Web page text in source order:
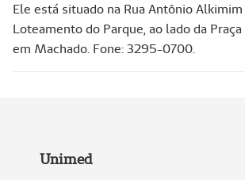
Ele está situado na Rua Antônio Alkimim
Loteamento do Parque, ao lado da
em Machado. Fone: 3295-0700.
Unimed